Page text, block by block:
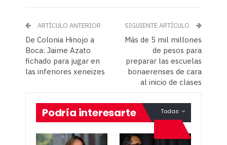
ARTÍCULO ANTERIOR
De Colonia Hinojo a
Boca: Jaime Azato
fichado para jugar en
las inferiores xeneizes
SIGUIENTE ARTÍCULO
Más de 5 mil millones
de pesos para
preparar las escuelas
bonaerenses de cara
al inicio de clases
Todas
Podría interesarte